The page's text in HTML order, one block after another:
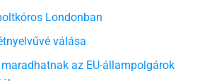
Londonban
válása
az EU-állampolgárok